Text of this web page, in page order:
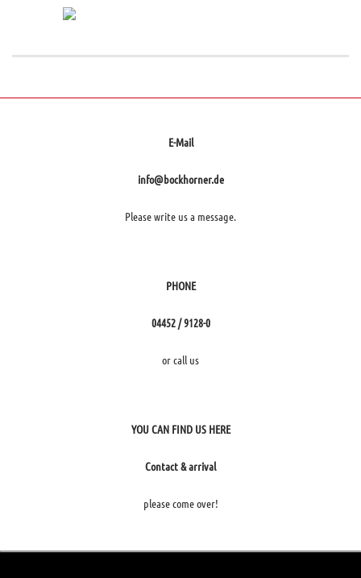
E-Mail
info@bockhorner.de
Please write us a message.
PHONE
04452 / 9128-0
or call us
YOU CAN FIND US HERE
Contact & arrival
please come over!